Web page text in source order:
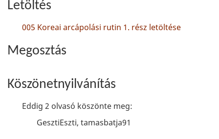
s
n an
Letöltés
005 Koreai arcápolási rutin 1. rész letöltése
Megosztás
Köszönetnyilvánítás
Eddig 2 olvasó köszönte meg:
GesztiEszti, tamasbatja91